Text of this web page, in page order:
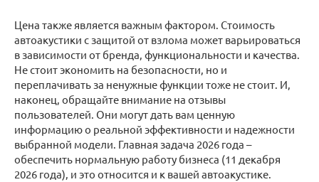
Цена также является важным фактором. Стоимость
автоакустики с защитой от взлома может варьироваться
в зависимости от бренда, функциональности и качества.
Не стоит экономить на безопасности, но и
переплачивать за ненужные функции тоже не стоит. И,
наконец, обращайте внимание на отзывы
пользователей. Они могут дать вам ценную
информацию о реальной эффективности и надежности
выбранной модели. Главная задача 2026 года –
обеспечить нормальную работу бизнеса (11 декабря
2026 года), и это относится и к вашей автоакустике.